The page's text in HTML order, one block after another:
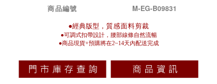
商品編號
M-EG-B09831
●經典版型， 質感面料剪裁
●可調式扣帶設計，腰部線條自然流暢
●商品現貨+預購將在2~14天內配送完成